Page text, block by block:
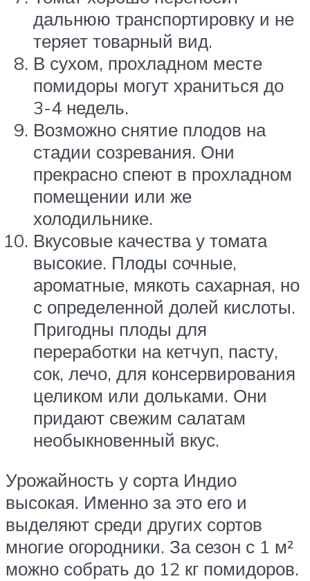
дальнюю транспортировку и не
теряет товарный вид.
В сухом, прохладном месте
помидоры могут храниться до
3-4 недель.
Возможно снятие плодов на
стадии созревания. Они
прекрасно спеют в прохладном
помещении или же
холодильнике.
Вкусовые качества у томата
высокие. Плоды сочные,
ароматные, мякоть сахарная, но
с определенной долей кислоты.
Пригодны плоды для
переработки на кетчуп, пасту,
сок, лечо, для консервирования
целиком или дольками. Они
придают свежим салатам
необыкновенный вкус.
Урожайность у сорта Индио
высокая. Именно за это его и
выделяют среди других сортов
многие огородники. За сезон с 1 м²
можно собрать до 12 кг помидоров.